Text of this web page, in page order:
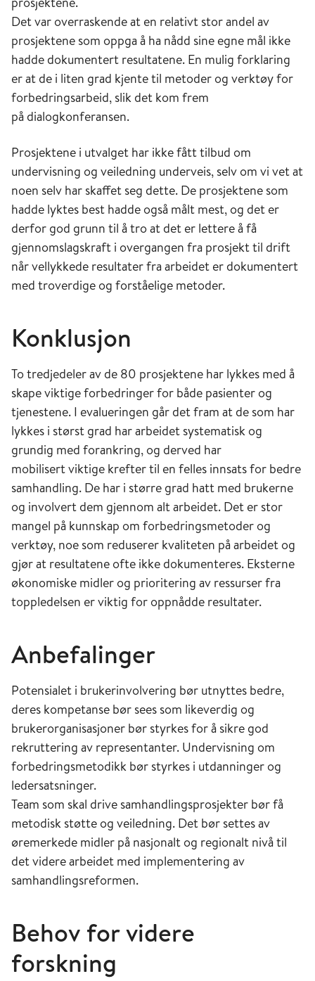
Det var overraskende at en relativt stor andel av
prosjektene som oppga å ha nådd sine egne mål ikke
hadde dokumentert resultatene. En mulig forklaring
er at de i liten grad kjente til metoder og verktøy for
forbedringsarbeid, slik det kom frem
på dialogkonferansen.
Prosjektene i utvalget har ikke fått tilbud om
undervisning og veiledning underveis, selv om vi vet at
noen selv har skaffet seg dette. De prosjektene som
hadde lyktes best hadde også målt mest, og det er
derfor god grunn til å tro at det er lettere å få
gjennomslagskraft i overgangen fra prosjekt til drift
når vellykkede resultater fra arbeidet er dokumentert
med troverdige og forståelige metoder.
Konklusjon
To tredjedeler av de 80 prosjektene har lykkes med å
skape viktige forbedringer for både pasienter og
tjenestene. I evalueringen går det fram at de som har
lykkes i størst grad har arbeidet systematisk og
grundig med forankring, og derved har
mobilisert viktige krefter til en felles innsats for bedre
samhandling. De har i større grad hatt med brukerne
og involvert dem gjennom alt arbeidet. Det er stor
mangel på kunnskap om forbedringsmetoder og
verktøy, noe som reduserer kvaliteten på arbeidet og
gjør at resultatene ofte ikke dokumenteres. Eksterne
økonomiske midler og prioritering av ressurser fra
toppledelsen er viktig for oppnådde resultater.
Anbefalinger
Potensialet i brukerinvolvering bør utnyttes bedre,
deres kompetanse bør sees som likeverdig og
brukerorganisasjoner bør styrkes for å sikre god
rekruttering av representanter. Undervisning om
forbedringsmetodikk bør styrkes i utdanninger og
ledersatsninger.
Team som skal drive samhandlingsprosjekter bør få
metodisk støtte og veiledning. Det bør settes av
øremerkede midler på nasjonalt og regionalt nivå til
det videre arbeidet med implementering av
samhandlingsreformen.
Behov for videre
forskning